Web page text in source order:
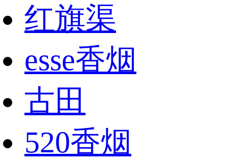
红旗渠
esse香烟
古田
520香烟